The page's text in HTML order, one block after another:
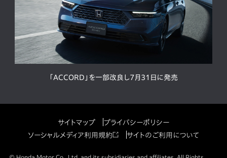
「ACCORD」を一部改良し7月31日に発売
サイトマップ
プライバシーポリシー
ソーシャルメディア利用規約
サイトのご利用について